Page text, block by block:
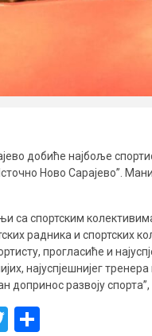
добиће најбоље
Ново Сарајево”.
са спортским
радника и спортских
прогласиће и
најуспјешнијег
допринос развоју
Twitter